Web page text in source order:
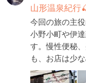
山形温泉紀行
今回の旅の主
小野小町や伊
す。慢性便秘
も、お店は少